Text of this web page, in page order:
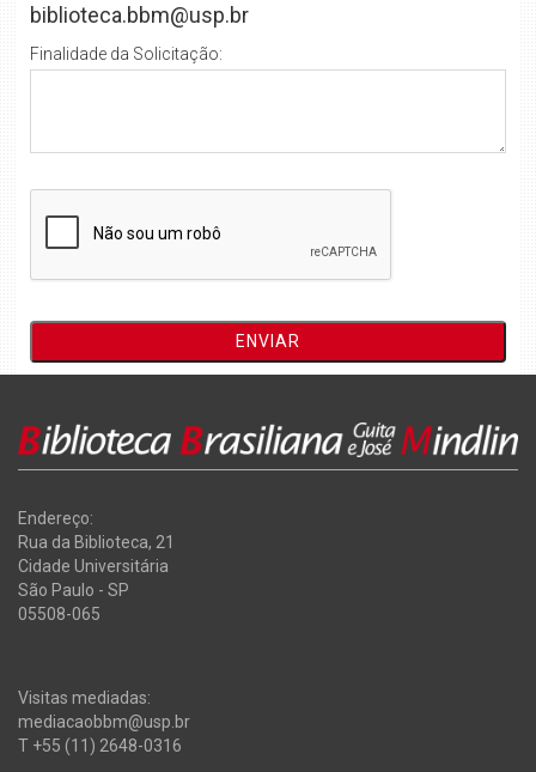
biblioteca.bbm@usp.br
Finalidade da Solicitação:
Endereço:
Rua da Biblioteca, 21
Cidade Universitária
São Paulo - SP
05508-065
Visitas mediadas:
mediacaobbm@usp.br
T +55 (11) 2648-0316